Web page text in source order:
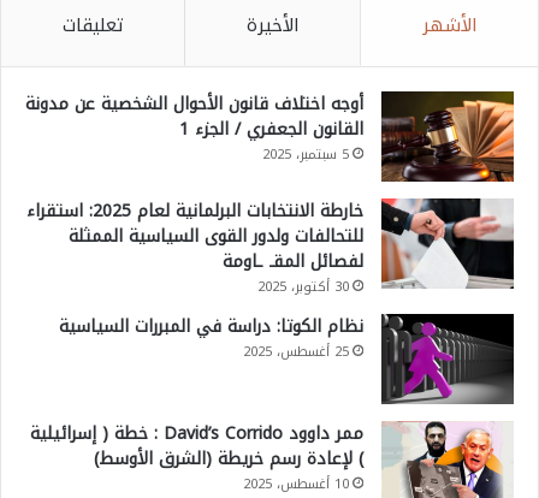
الأشهر الأخيرة تعليقات
أوجه اختلاف قانون الأحوال الشخصية عن مدونة
القانون الجعفري / الجزء 1
5 سبتمبر، 2025
خارطة الانتخابات البرلمانية لعام 2025: استقراء
للتحالفات ولدور القوى السياسية الممثلة
لفصائل المقـ ـاومة
30 أكتوبر، 2025
نظام الكوتا: دراسة في المبررات السياسية
25 أغسطس، 2025
ممر داوود David’s Corrido : خطة ( إسرائيلية
) لإعادة رسم خريطة (الشرق الأوسط)
10 أغسطس، 2025